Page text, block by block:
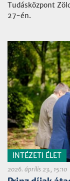
Tudásközpont
27-én.
INTÉZETI ÉLET
2026. április 23., 15:10